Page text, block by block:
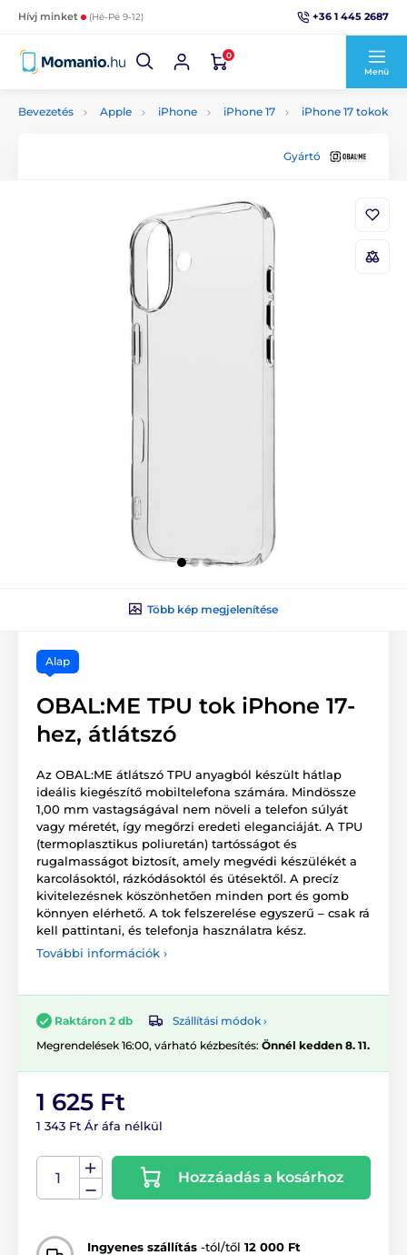
Hívj minket (Hé-Pé 9-12) +36 1 445 2687
0
Menü
Bevezetés Apple iPhone iPhone 17 iPhone 17 tokok
Gyártó
Több kép megjelenítése
Alap
OBAL:ME TPU tok iPhone 17-
hez, átlátszó
Az OBAL:ME átlátszó TPU anyagból készült hátlap
ideális kiegészítő mobiltelefona számára. Mindössze
1,00 mm vastagságával nem növeli a telefon súlyát
vagy méretét, így megőrzi eredeti eleganciáját. A TPU
(termoplasztikus poliuretán) tartósságot és
rugalmasságot biztosít, amely megvédi készülékét a
karcolásoktól, rázkódásoktól és ütésektől. A precíz
kivitelezésnek köszönhetően minden port és gomb
könnyen elérhető. A tok felszerelése egyszerű – csak rá
kell pattintani, és telefonja használatra kész.
További információk ›
Raktáron 2 db
Szállítási módok ›
Megrendelések 16:00, várható kézbesítés: Önnél kedden 8. 11.
1 625 Ft
1 343 Ft Ár áfa nélkül
Hozzáadás a kosárhoz
Ingyenes szállítás -tól/től 12 000 Ft